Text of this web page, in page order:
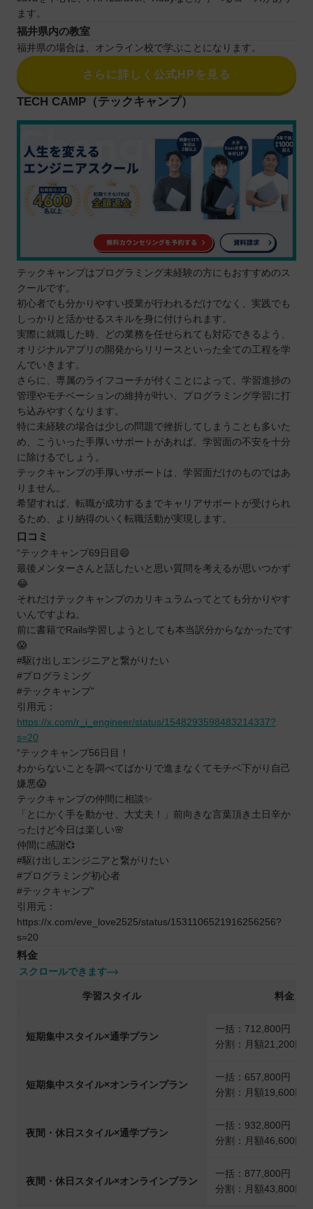
ます。
福井県内の教室
福井県の場合は、オンライン校で学ぶことになります。
さらに詳しく公式HPを見る
TECH CAMP（テックキャンプ）
テックキャンプはプログラミング未経験の方にもおすすめのス
クールです。
初心者でも分かりやすい授業が行われるだけでなく、実践でも
しっかりと活かせるスキルを身に付けられます。
実際に就職した時、どの業務を任せられても対応できるよう、
オリジナルアプリの開発からリリースといった全ての工程を学
んでいきます。
さらに、専属のライフコーチが付くことによって、学習進捗の
管理やモチベーションの維持が叶い、プログラミング学習に打
ち込みやすくなります。
特に未経験の場合は少しの問題で挫折してしまうことも多いた
め、こういった手厚いサポートがあれば、学習面の不安を十分
に除けるでしょう。
テックキャンプの手厚いサポートは、学習面だけのものではあ
りません。
希望すれば、転職が成功するまでキャリアサポートが受けられ
るため、より納得のいく転職活動が実現します。
口コミ
“テックキャンプ69日目😄
最後メンターさんと話したいと思い質問を考えるが思いつかず
😂
それだけテックキャンプのカリキュラムってとても分かりやす
いんですよね。
前に書籍でRails学習しようとしても本当訳分からなかったです
😱
#駆け出しエンジニアと繋がりたい
#プログラミング
#テックキャンプ”
引用元：
https://x.com/r_i_engineer/status/1548293598483214337?
s=20
“テックキャンプ56日目！
わからないことを調べてばかりで進まなくてモチベ下がり自己
嫌悪😱
テックキャンプの仲間に相談✨
「とにかく手を動かせ、大丈夫！」前向きな言葉頂き土日辛か
ったけど今日は楽しい🌸
仲間に感謝💞
#駆け出しエンジニアと繋がりたい
#プログラミング初心者
#テックキャンプ”
引用元：
https://x.com/eve_love2525/status/1531106521916256256?
s=20
料金
スクロールできます
学習スタイル 料金
短期集中スタイル×通学プラン
一括：712,800円（税
分割：月額21,200円
短期集中スタイル×オンラインプラン
一括：657,800円（税
分割：月額19,600円
夜間・休日スタイル×通学プラン
一括：932,800円（税
分割：月額46,600円
夜間・休日スタイル×オンラインプラン
一括：877,800円（税
分割：月額43,800円